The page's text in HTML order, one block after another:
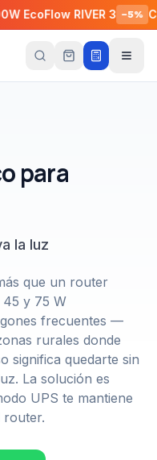
RIVER 3 −5%
para
la luz
que un router
y 75 W
frecuentes —
rurales donde
significa quedarte sin
La solución es
UPS te mantiene
router.